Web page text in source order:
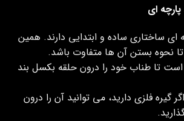
ای
ساختاری ساده و ابتدایی دارند. همین
نحوه بستن‌ آن ها متفاوت باشد.
است تا طناب خود را درون حلقه بکسل بند
گیره فلزی دارید، می توانید آن را درون